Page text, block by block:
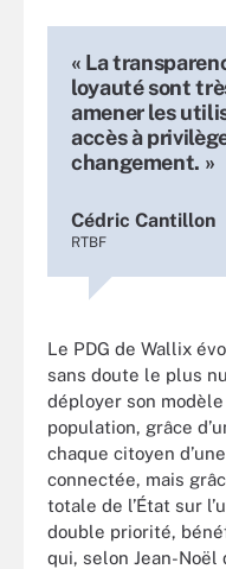
« La
loyauté sont
amener les
accès à
changement. »
Cédric Cantillon
RTBF
Le PDG de Wallix
sans doute le plus
déployer son
population, grâce
chaque citoyen
connectée, mais
totale de l’État sur
double priorité,
qui, selon Jean-